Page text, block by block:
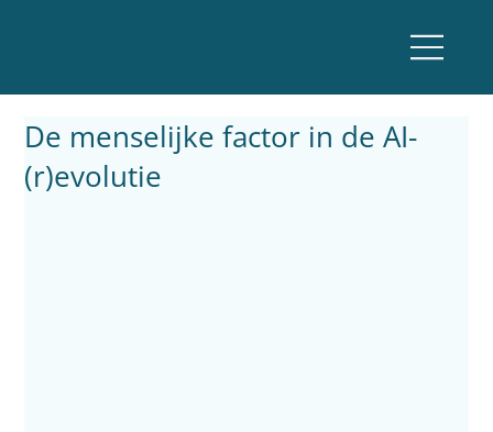
De menselijke factor in de AI-
(r)evolutie